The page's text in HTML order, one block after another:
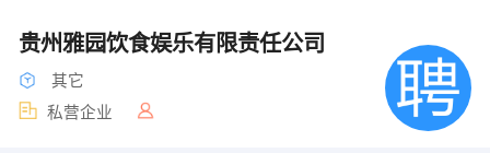
贵州雅园饮食娱乐有限责任公司
其它
私营企业